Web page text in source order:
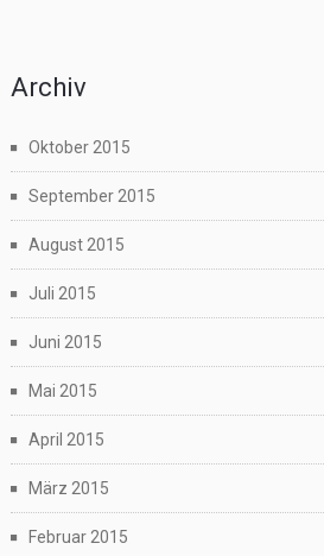
Archiv
Oktober 2015
September 2015
August 2015
Juli 2015
Juni 2015
Mai 2015
April 2015
März 2015
Februar 2015